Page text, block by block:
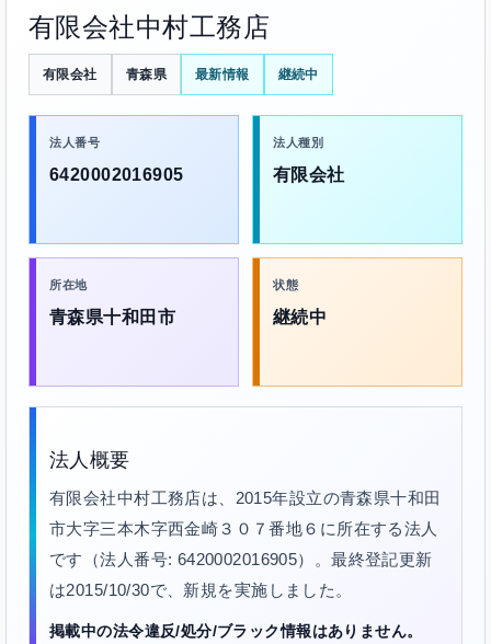
有限会社中村工務店
有限会社 青森県 最新情報 継続中
法人番号
6420002016905
法人種別
有限会社
所在地
青森県十和田市
状態
継続中
法人概要
有限会社中村工務店は、2015年設立の青森県十和田
市大字三本木字西金崎３０７番地６に所在する法人
です（法人番号: 6420002016905）。最終登記更新
は2015/10/30で、新規を実施しました。
掲載中の法令違反/処分/ブラック情報はありません。